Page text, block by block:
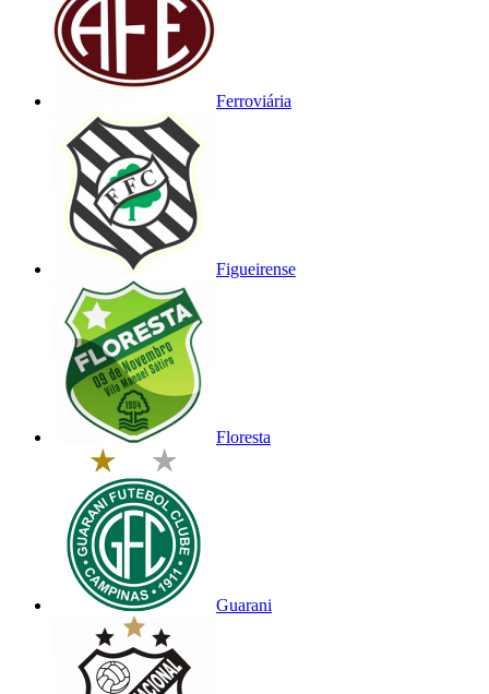
Ferroviária
Figueirense
Floresta
Guarani